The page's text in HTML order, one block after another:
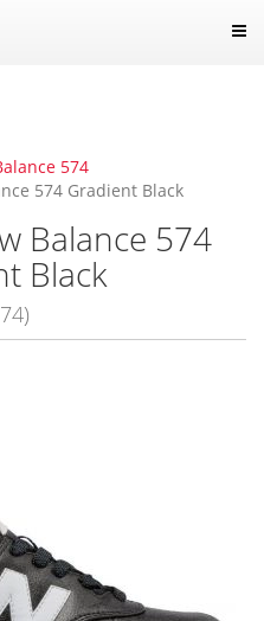
574
574 Gradient Black
Balance 574
Black